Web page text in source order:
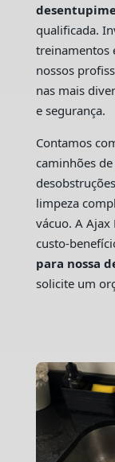
qualificada.
treinamentos
nossos
nas mais
e segurança.
Contamos
caminhões
limpeza
vácuo. A
custo-
para nossa
solicite um